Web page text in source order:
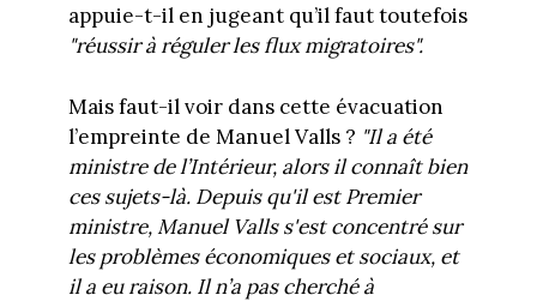
appuie-t-il en jugeant qu’il faut toutefois
"réussir à réguler les flux migratoires".
Mais faut-il voir dans cette évacuation
l’empreinte de Manuel Valls ? "Il a été
ministre de l’Intérieur, alors il connaît bien
ces sujets-là. Depuis qu'il est Premier
ministre, Manuel Valls s'est concentré sur
les problèmes économiques et sociaux, et
il a eu raison. Il n’a pas cherché à